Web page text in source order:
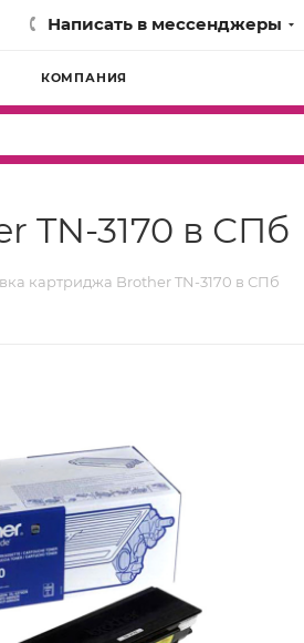
Написать в мессенджеры
КОМПАНИЯ
TN-3170 в СПб
картриджа Brother TN-3170 в СПб